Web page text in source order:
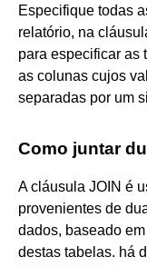
Especifique todas
relatório, na
para especificar as
as colunas cujos
separadas por um
Como juntar
A cláusula JOIN é
provenientes de
dados, baseado
destas tabelas. há